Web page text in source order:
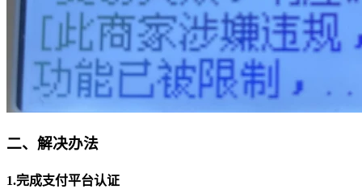
二、解决办法
1.完成支付平台认证